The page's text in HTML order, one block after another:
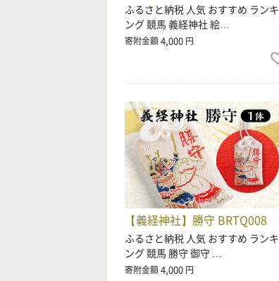
ふるさと納税 人気 おすすめ ランキ
ング 競馬 義経神社 絵…
寄附金額4,000 円
【義経神社】勝守 BRTQ008
ふるさと納税 人気 おすすめ ランキ
ング 競馬 勝守 御守 …
寄附金額4,000 円